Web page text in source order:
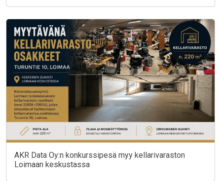
AKR Data Oy:n konkurssipesä myy kellarivaraston
Loimaan keskustassa